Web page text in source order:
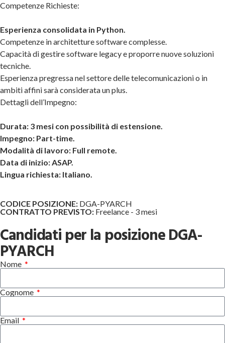
Competenze Richieste:
Esperienza consolidata in Python.
Competenze in architetture software complesse.
Capacità di gestire software legacy e proporre nuove soluzioni
tecniche.
Esperienza pregressa nel settore delle telecomunicazioni o in
ambiti affini sarà considerata un plus.
Dettagli dell’Impegno:
Durata: 3 mesi con possibilità di estensione.
Impegno: Part-time.
Modalità di lavoro: Full remote.
Data di inizio: ASAP.
Lingua richiesta: Italiano.
CODICE POSIZIONE: DGA-PYARCH
CONTRATTO PREVISTO: Freelance - 3 mesi
Candidati per la posizione DGA-
PYARCH
Nome
Cognome
Email